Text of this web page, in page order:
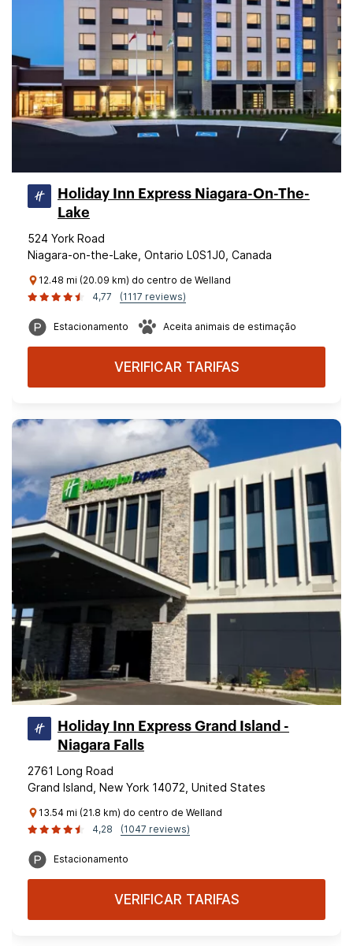
Holiday Inn Express Niagara-On-The-
Lake
524 York Road
Niagara-on-the-Lake, Ontario L0S1J0, Canada
12.48 mi (20.09 km) do centro de Welland
4,77
(1117 reviews)
Estacionamento Aceita animais de estimação
VERIFICAR TARIFAS
Holiday Inn Express Grand Island -
Niagara Falls
2761 Long Road
Grand Island, New York 14072, United States
13.54 mi (21.8 km) do centro de Welland
4,28
(1047 reviews)
Estacionamento
VERIFICAR TARIFAS